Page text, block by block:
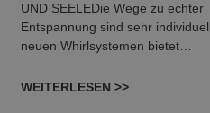
UND SEELEDie Wege zu echter
Entspannung sind sehr
neuen Whirlsystemen bietet…
WEITERLESEN >>